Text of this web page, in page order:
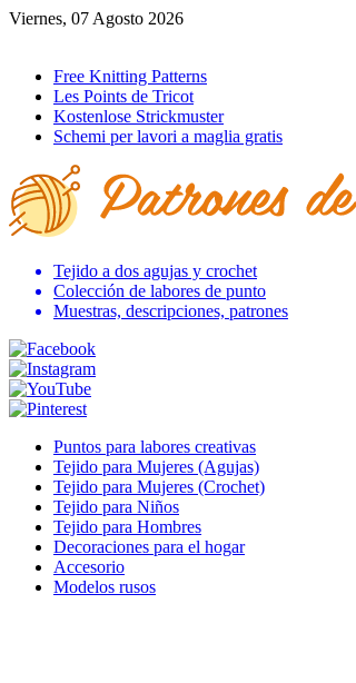
Viernes, 07 Agosto 2026
Free Knitting Patterns
Les Points de Tricot
Kostenlose Strickmuster
Schemi per lavori a maglia gratis
Tejido a dos agujas y crochet
Colección de labores de punto
Muestras, descripciones, patrones
Puntos para labores creativas
Tejido para Mujeres (Agujas)
Tejido para Mujeres (Crochet)
Tejido para Niños
Tejido para Hombres
Decoraciones para el hogar
Accesorio
Modelos rusos